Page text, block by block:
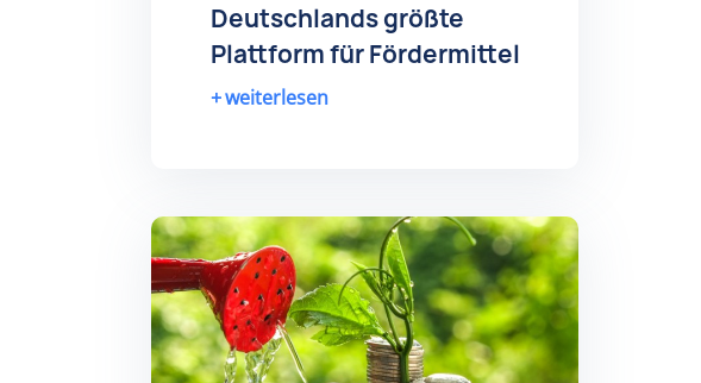
Deutschlands größte
Plattform für Fördermittel
weiterlesen